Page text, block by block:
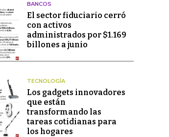
BANCOS
El sector fiduciario cerró
con activos
administrados por $1.169
billones a junio
TECNOLOGÍA
Los gadgets innovadores
que están
transformando las
tareas cotidianas para
los hogares